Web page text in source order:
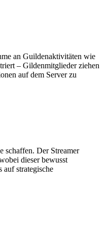
an Guildenaktivitäten wie
– Gildenmitglieder ziehen
auf dem Server zu
schaffen. Der Streamer
dieser bewusst
auf strategische